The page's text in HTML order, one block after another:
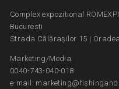
Complex expozitional
Bucuresti
Strada Călărașilor 15 |
Marketing/Media:
0040-743-040-018
e-mail: